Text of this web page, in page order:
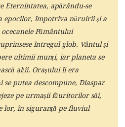
Eternintatea, apărându-se
epocilor, împotriva năruirii și a
Pământului
întregul glob. Vântul și
ultimii munți, iar planeta se
alții. Orașului îi era
se putea descompune, Diaspar
pe urmașii făuritorilor săi,
lor, în siguranță pe fluviul